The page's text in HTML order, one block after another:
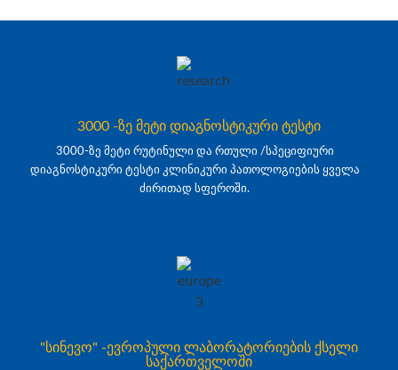
3000 -ზე მეტი დიაგნოსტიკური ტესტი
3000-ზე მეტი რუტინული და რთული /სპეციფიური
დიაგნოსტიკური ტესტი კლინიკური პათოლოგიების ყველა
ძირითად სფეროში.
"სინევო" -ევროპული ლაბორატორიების ქსელი
საქართველოში